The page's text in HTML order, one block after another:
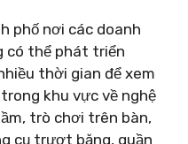
phố nơi các doanh
có thể phát triển
thời gian để xem
khu vực về nghệ
trò chơi trên bàn,
cụ trượt băng, quần